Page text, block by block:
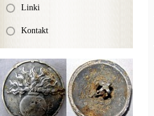
Linki
Kontakt